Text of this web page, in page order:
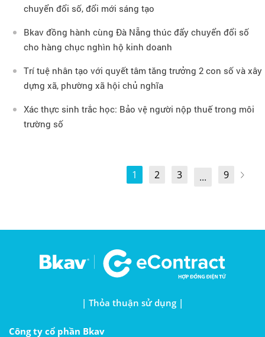
chuyển đổi số, đổi mới sáng tạo
Bkav đồng hành cùng Đà Nẵng thúc đẩy chuyển đổi số
cho hàng chục nghìn hộ kinh doanh
Trí tuệ nhân tạo với quyết tâm tăng trưởng 2 con số và xây
dựng xã, phường xã hội chủ nghĩa
Xác thực sinh trắc học: Bảo vệ người nộp thuế trong môi
trường số
1 2 3 ... 9
| Thỏa thuận sử dụng |
Công ty cổ phần Bkav